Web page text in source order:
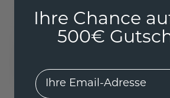
Ihre Chance
500€
EMail